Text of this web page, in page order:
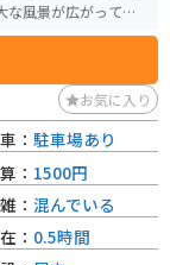
風景が広がっていま
お気に入り
： 駐車場あり
： 1500円
： 混んでいる
： 0.5時間